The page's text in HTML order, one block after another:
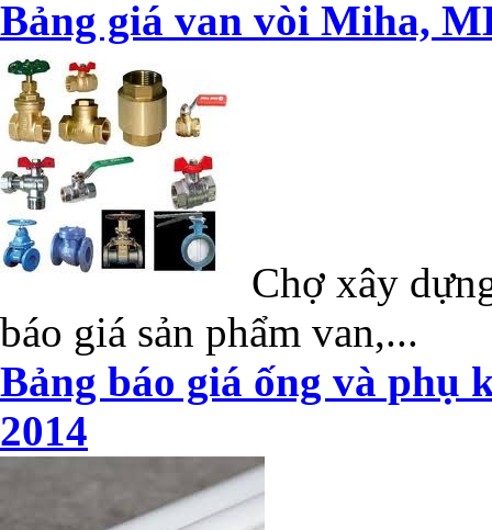
Bảng giá van vòi Miha,
Chợ xây
báo giá sản phẩm van,...
Bảng báo giá ống và phụ
2014